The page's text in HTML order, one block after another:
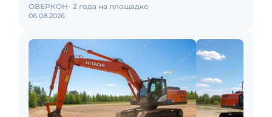
06.08.2026
ОВЕРКОН 2 года на площадке